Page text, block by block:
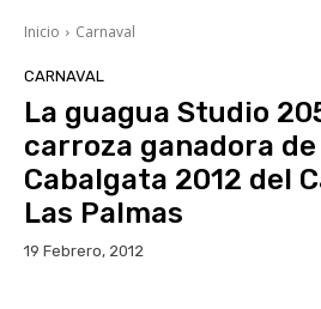
Inicio Carnaval
CARNAVAL
La guagua Studio
carroza ganadora de
Cabalgata 2012 del
Las Palmas
19 Febrero, 2012